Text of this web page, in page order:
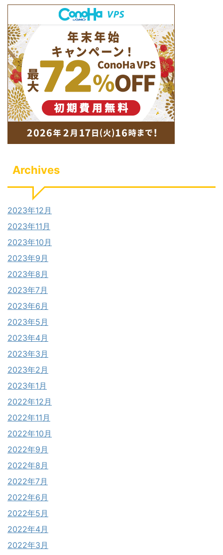
Archives
2023年12月
2023年11月
2023年10月
2023年9月
2023年8月
2023年7月
2023年6月
2023年5月
2023年4月
2023年3月
2023年2月
2023年1月
2022年12月
2022年11月
2022年10月
2022年9月
2022年8月
2022年7月
2022年6月
2022年5月
2022年4月
2022年3月